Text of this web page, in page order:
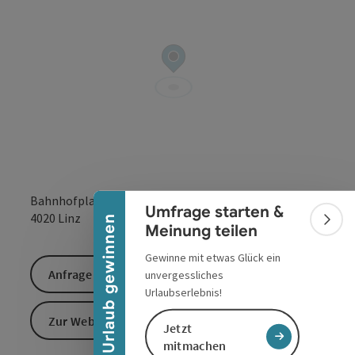
Urlaub gewinnen
Banner einklappen
Umfrage starten &
Meinung teilen
Gewinne mit etwas Glück ein
unvergessliches
Urlaubserlebnis!
Jetzt
mitmachen
Bahnhofplatz 3-6
4020 Linz in Google
in
Anfrage senden
Zur Website